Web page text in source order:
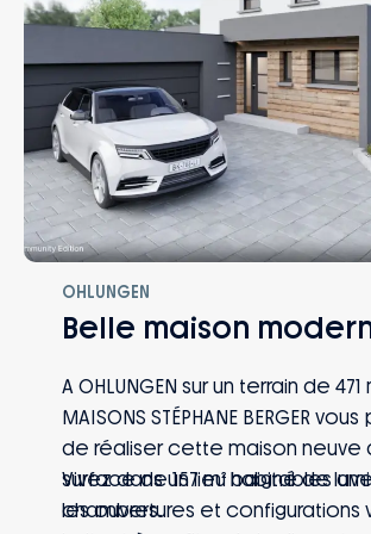
perte d’emploi, invalidité… Vous
famille êtes protégés, quoi qu’il
OHLUNGEN
Belle maison
A OHLUNGEN sur un terrain de 471
MAISONS STÉPHANE BERGER
de réaliser cette maison neuve
surface de 157 m² habitables
chambres.
Vivez dans un lieu baigné de
les ouvertures et configurations